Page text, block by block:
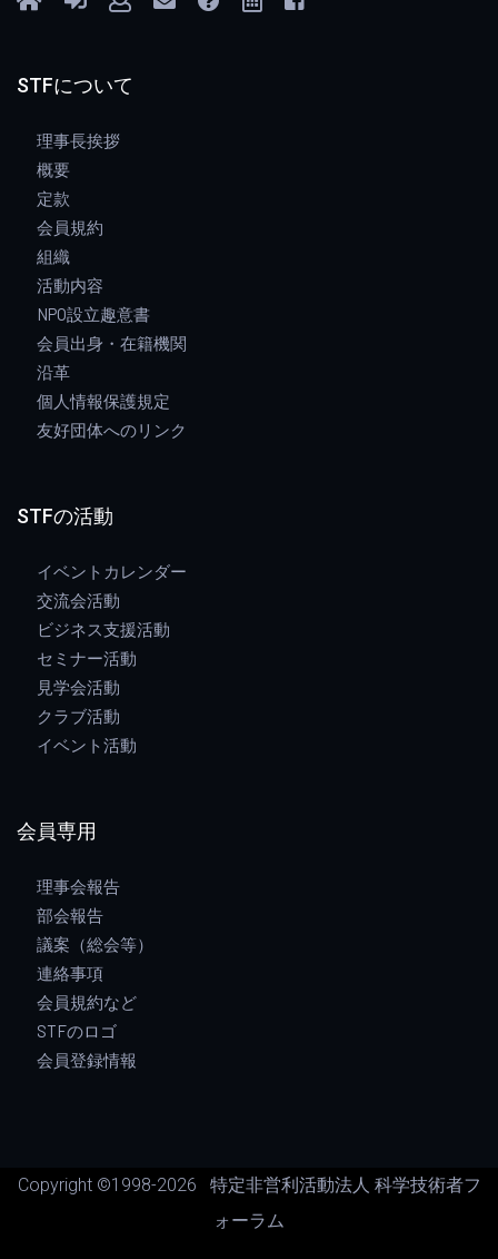
STFについて
理事長挨拶
概要
定款
会員規約
組織
活動内容
NPO設立趣意書
会員出身・在籍機関
沿革
個人情報保護規定
友好団体へのリンク
STFの活動
イベントカレンダー
交流会活動
ビジネス支援活動
セミナー活動
見学会活動
クラブ活動
イベント活動
会員専用
理事会報告
部会報告
議案（総会等）
連絡事項
会員規約など
STFのロゴ
会員登録情報
Copyright ©1998-2026 特定非営利活動法人 科学技術者フ
ォーラム